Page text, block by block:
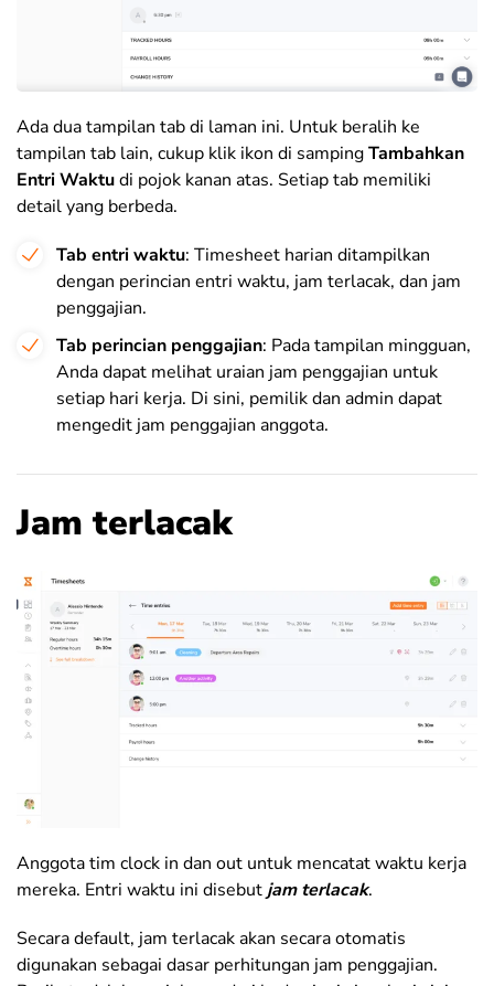
Ada dua tampilan tab di laman ini. Untuk beralih ke
tampilan tab lain, cukup klik ikon di sampingTambahkan
Entri Waktudi pojok kanan atas. Setiap tab memiliki
detail yang berbeda.
Tab entri waktu: Timesheet harian ditampilkan
dengan perincian entri waktu, jam terlacak, dan jam
penggajian.
Tab perincian penggajian: Pada tampilan mingguan,
Anda dapat melihat uraian jam penggajian untuk
setiap hari kerja. Di sini, pemilik dan admin dapat
mengedit jam penggajian anggota.
Jam terlacak
Anggota tim clock in dan out untuk mencatat waktu kerja
mereka. Entri waktu ini disebutjam terlacak.
Secara default, jam terlacak akan secara otomatis
digunakan sebagai dasar perhitungan jam penggajian.